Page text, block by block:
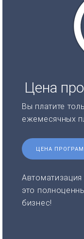
Цена
Вы платите
ежемесячных
ЦЕНА
это
бизнес!